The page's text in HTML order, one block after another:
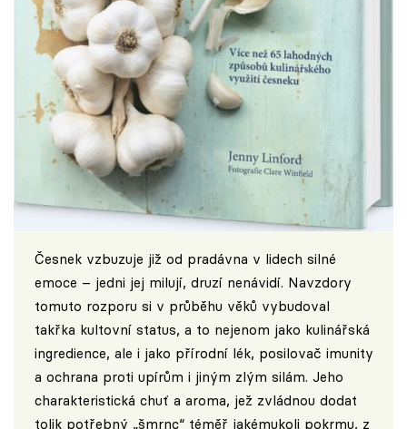
Česnek vzbuzuje již od pradávna v lidech silné
emoce – jedni jej milují, druzí nenávidí. Navzdory
tomuto rozporu si v průběhu věků vybudoval
takřka kultovní status, a to nejenom jako kulinářská
ingredience, ale i jako přírodní lék, posilovač imunity
a ochrana proti upírům i jiným zlým silám. Jeho
charakteristická chuť a aroma, jež zvládnou dodat
tolik potřebný „šmrnc“ téměř jakémukoli pokrmu, z